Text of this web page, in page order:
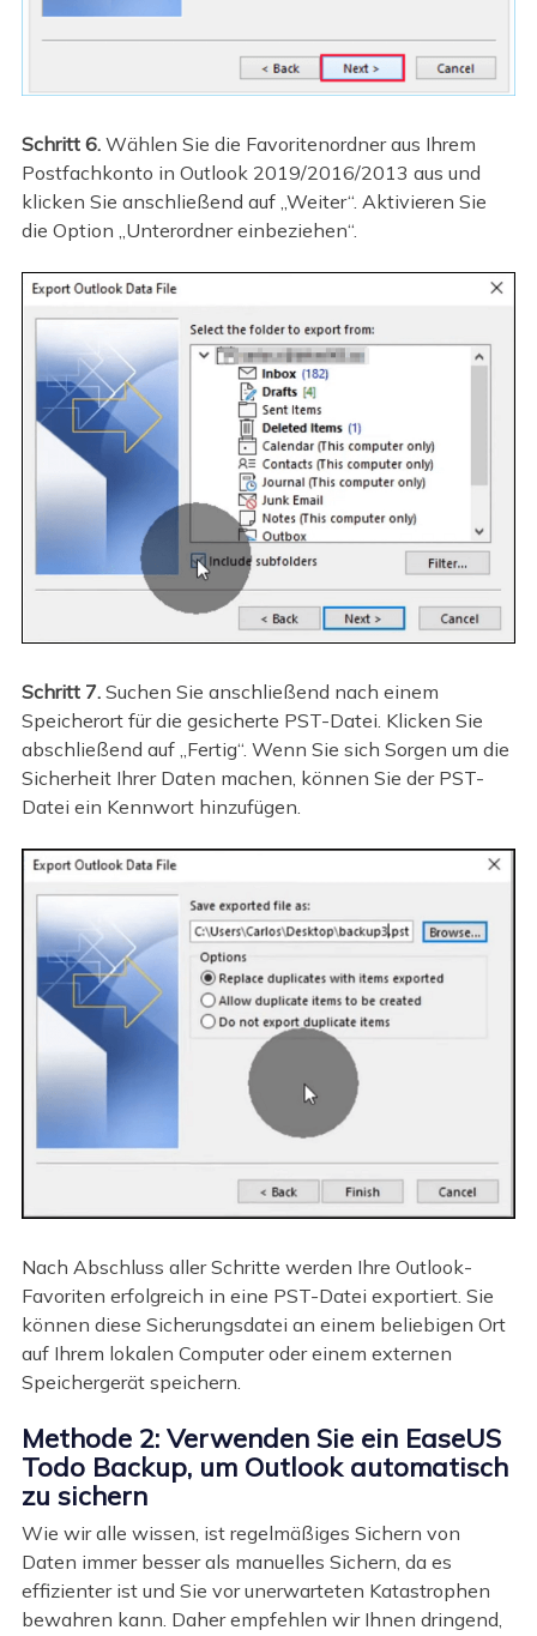
Schritt 6.Wählen Sie die Favoritenordner aus Ihrem
Postfachkonto in Outlook 2019/2016/2013 aus und
klicken Sie anschließend auf „Weiter“. Aktivieren Sie
die Option „Unterordner einbeziehen“.
Schritt 7.Suchen Sie anschließend nach einem
Speicherort für die gesicherte PST-Datei. Klicken Sie
abschließend auf „Fertig“. Wenn Sie sich Sorgen um die
Sicherheit Ihrer Daten machen, können Sie der PST-
Datei ein Kennwort hinzufügen.
Nach Abschluss aller Schritte werden Ihre Outlook-
Favoriten erfolgreich in eine PST-Datei exportiert. Sie
können diese Sicherungsdatei an einem beliebigen Ort
auf Ihrem lokalen Computer oder einem externen
Speichergerät speichern.
Methode 2: Verwenden Sie ein EaseUS
Todo Backup, um Outlook automatisch
zu sichern
Wie wir alle wissen, ist regelmäßiges Sichern von
Daten immer besser als manuelles Sichern, da es
effizienter ist und Sie vor unerwarteten Katastrophen
bewahren kann. Daher empfehlen wir Ihnen dringend,